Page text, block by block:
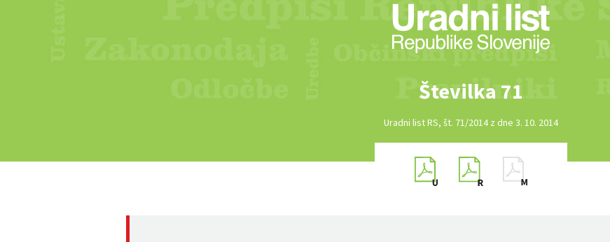
Številka 71
Uradni list RS, št. 71/2014 z dne 3. 10. 2014